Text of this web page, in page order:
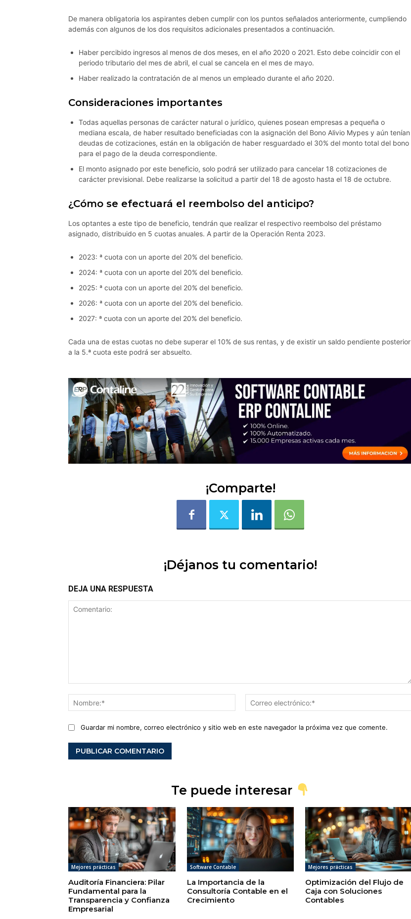
De manera obligatoria los aspirantes deben cumplir con los puntos señalados anteriormente, cumpliendo
además con algunos de los dos requisitos adicionales presentados a continuación.
Haber percibido ingresos al menos de dos meses, en el año 2020 o 2021. Esto debe coincidir con el
periodo tributario del mes de abril, el cual se cancela en el mes de mayo.
Haber realizado la contratación de al menos un empleado durante el año 2020.
Consideraciones importantes
Todas aquellas personas de carácter natural o jurídico, quienes posean empresas a pequeña o
mediana escala, de haber resultado beneficiadas con la asignación del Bono Alivio Mypes y aún tenían
deudas de cotizaciones, están en la obligación de haber resguardado el 30% del monto total del bono
para el pago de la deuda correspondiente.
El monto asignado por este beneficio, solo podrá ser utilizado para cancelar 18 cotizaciones de
carácter previsional. Debe realizarse la solicitud a partir del 18 de agosto hasta el 18 de octubre.
¿Cómo se efectuará el reembolso del anticipo?
Los optantes a este tipo de beneficio, tendrán que realizar el respectivo reembolso del préstamo
asignado, distribuido en 5 cuotas anuales. A partir de la Operación Renta 2023.
2023: ª cuota con un aporte del 20% del beneficio.
2024: ª cuota con un aporte del 20% del beneficio.
2025: ª cuota con un aporte del 20% del beneficio.
2026: ª cuota con un aporte del 20% del beneficio.
2027: ª cuota con un aporte del 20% del beneficio.
Cada una de estas cuotas no debe superar el 10% de sus rentas, y de existir un saldo pendiente posterior
a la 5.ª cuota este podrá ser absuelto.
¡Comparte!
¡Déjanos tu comentario!
DEJA UNA RESPUESTA
Nombre:*
Guardar mi nombre, correo electrónico y sitio web en este navegador la próxima vez que comente.
Te puede interesar
Mejores prácticas
Auditoría Financiera: Pilar
Fundamental para la
Transparencia y Confianza
Empresarial
Software Contable
La Importancia de la
Consultoría Contable en el
Crecimiento
Mejores prácticas
Optimización del Flujo de
Caja con Soluciones
Contables